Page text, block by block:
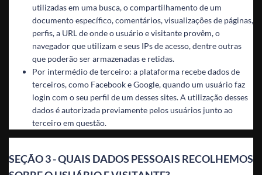
utilizadas em uma busca, o compartilhamento de um
documento específico, comentários, visualizações de páginas,
perfis, a URL de onde o usuário e visitante provêm, o
navegador que utilizam e seus IPs de acesso, dentre outras
que poderão ser armazenadas e retidas.
Por intermédio de terceiro: a plataforma recebe dados de
terceiros, como Facebook e Google, quando um usuário faz
login com o seu perfil de um desses sites. A utilização desses
dados é autorizada previamente pelos usuários junto ao
terceiro em questão.
SEÇÃO 3 - QUAIS DADOS PESSOAIS RECOLHEMOS